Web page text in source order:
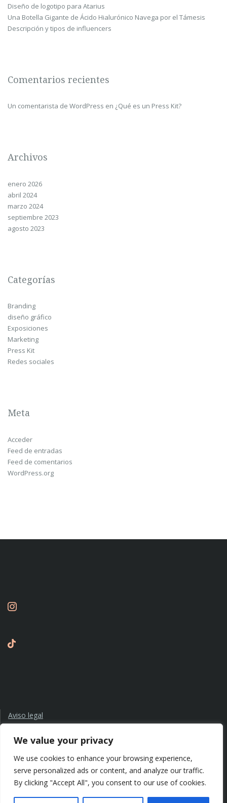
We value your privacy
We use cookies to enhance your browsing experience,
serve personalized ads or content, and analyze our traffic.
By clicking "Accept All", you consent to our use of cookies.
Diseño de logotipo para Atarius
Una Botella Gigante de Ácido Hialurónico Navega por el Támesis
Descripción y tipos de influencers
Comentarios recientes
Un comentarista de WordPress en ¿Qué es un Press Kit?
Archivos
enero 2026
abril 2024
marzo 2024
septiembre 2023
agosto 2023
Categorías
Branding
diseño gráfico
Exposiciones
Marketing
Press Kit
Redes sociales
Meta
Acceder
Feed de entradas
Feed de comentarios
WordPress.org
Aviso legal
Política de privacidad
Política de cookies